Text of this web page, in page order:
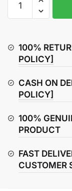
CBR150R
quantity
100%
POLICY]
CASH ON
POLICY]
100%
PRODUCT
FAST
CUSTOMER